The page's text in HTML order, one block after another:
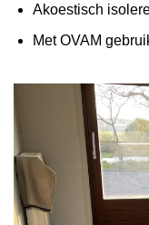
Akoestisch
Met OVAM